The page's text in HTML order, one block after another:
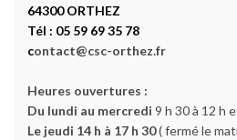
64300 ORTHEZ
Tél : 05 59 69 35 78
contact@csc-orthez.fr
Heures ouvertures :
Du lundi au mercredi 9 h 30 à 12 h
Le jeudi 14 h à 17 h 30( fermé le